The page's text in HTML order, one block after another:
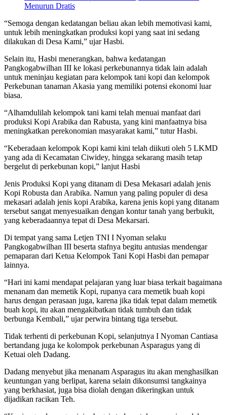
Menurun Dratis
“Semoga dengan kedatangan beliau akan lebih memotivasi kami,
untuk lebih meningkatkan produksi kopi yang saat ini sedang
dilakukan di Desa Kami,” ujar Hasbi.
Selain itu, Hasbi menerangkan, bahwa kedatangan
Pangkogabwilhan III ke lokasi perkebunannya tidak lain adalah
untuk meninjau kegiatan para kelompok tani kopi dan kelompok
Perkebunan tanaman Akasia yang memiliki potensi ekonomi luar
biasa.
“Alhamdulilah kelompok tani kami telah menuai manfaat dari
produksi Kopi Arabika dan Rabusta, yang kini manfaatnya bisa
meningkatkan perekonomian masyarakat kami,” tutur Hasbi.
“Keberadaan kelompok Kopi kami kini telah diikuti oleh 5 LKMD
yang ada di Kecamatan Ciwidey, hingga sekarang masih tetap
bergelut di perkebunan kopi,” lanjut Hasbi
Jenis Produksi Kopi yang ditanam di Desa Mekasari adalah jenis
Kopi Robusta dan Arabika. Namun yang paling populer di desa
mekasari adalah jenis kopi Arabika, karena jenis kopi yang ditanam
tersebut sangat menyesuaikan dengan kontur tanah yang berbukit,
yang keberadaannya tepat di Desa Mekarsari.
Di tempat yang sama Letjen TNI I Nyoman selaku
Pangkogabwilhan III beserta stafnya begitu antusias mendengar
pemaparan dari Ketua Kelompok Tani Kopi Hasbi dan pemapar
lainnya.
“Hari ini kami mendapat pelajaran yang luar biasa terkait bagaimana
menanam dan memetik Kopi, rupanya cara memetik buah kopi
harus dengan perasaan juga, karena jika tidak tepat dalam memetik
buah kopi, itu akan mengakibatkan tidak tumbuh dan tidak
berbunga Kembali,” ujar perwira bintang tiga tersebut.
Tidak terhenti di perkebunan Kopi, selanjutnya I Nyoman Cantiasa
bertandang juga ke kolompok perkebunan Asparagus yang di
Ketuai oleh Dadang.
Dadang menyebut jika menanam Asparagus itu akan menghasilkan
keuntungan yang berlipat, karena selain dikonsumsi tangkainya
yang berkhasiat, juga bisa diolah dengan dikeringkan untuk
dijadikan racikan Teh.